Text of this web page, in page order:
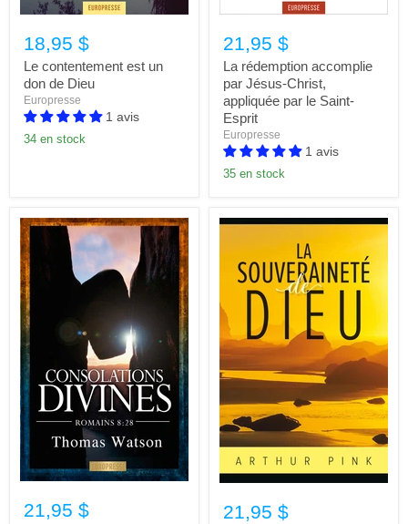
18,95 $
Le contentement est un
don de Dieu
Europresse
1 avis
34 en stock
21,95 $
La rédemption accomplie
par Jésus-Christ,
appliquée par le Saint-
Esprit
Europresse
1 avis
35 en stock
21,95 $ 21,95 $